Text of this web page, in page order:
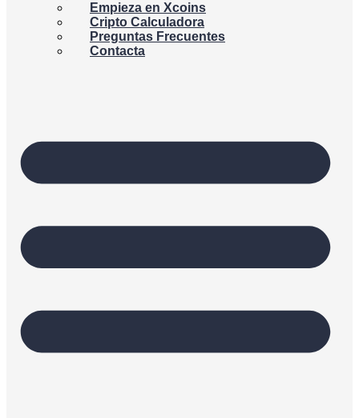
Empieza en Xcoins
Cripto Calculadora
Preguntas Frecuentes
Contacta